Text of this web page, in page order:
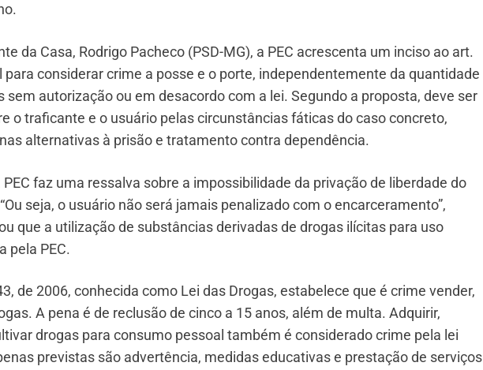
da Casa, Rodrigo Pacheco (PSD-MG), a PEC acrescenta um inciso ao art.
para considerar crime a posse e o porte, independentemente da quantidade
sem autorização ou em desacordo com a lei. Segundo a proposta, deve ser
o traficante e o usuário pelas circunstâncias fáticas do caso concreto,
alternativas à prisão e tratamento contra dependência.
faz uma ressalva sobre a impossibilidade da privação de liberdade do
seja, o usuário não será jamais penalizado com o encarceramento”,
que a utilização de substâncias derivadas de drogas ilícitas para uso
pela PEC.
de 2006, conhecida como Lei das Drogas, estabelece que é crime vender,
A pena é de reclusão de cinco a 15 anos, além de multa. Adquirir,
drogas para consumo pessoal também é considerado crime pela lei
previstas são advertência, medidas educativas e prestação de serviços